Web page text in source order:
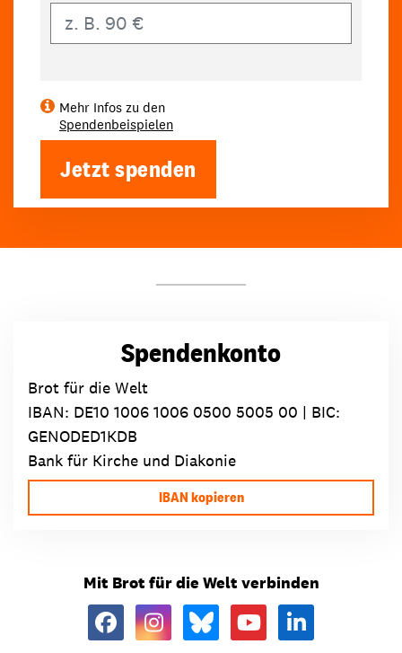
Mehr Infos zu den
Spendenbeispielen
Jetzt spenden
Spendenkonto
Brot für die Welt
IBAN: DE10 1006 1006 0500 5005 00 | BIC:
GENODED1KDB
Bank für Kirche und Diakonie
IBAN kopieren
Mit Brot für die Welt verbinden